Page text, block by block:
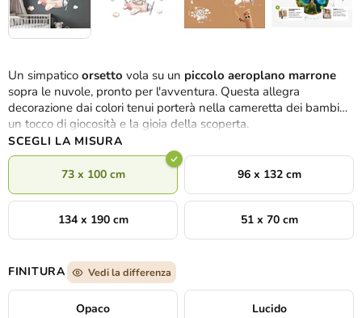
Un simpatico orsetto vola su un piccolo aeroplano marrone
sopra le nuvole, pronto per l'avventura. Questa allegra
decorazione dai colori tenui porterà nella cameretta dei bambini
un tocco di giocosità e la gioia della scoperta.
SCEGLI LA MISURA
73 x 100 cm 96 x 132 cm
134 x 190 cm 51 x 70 cm
FINITURA Vedi la differenza
Opaco Lucido